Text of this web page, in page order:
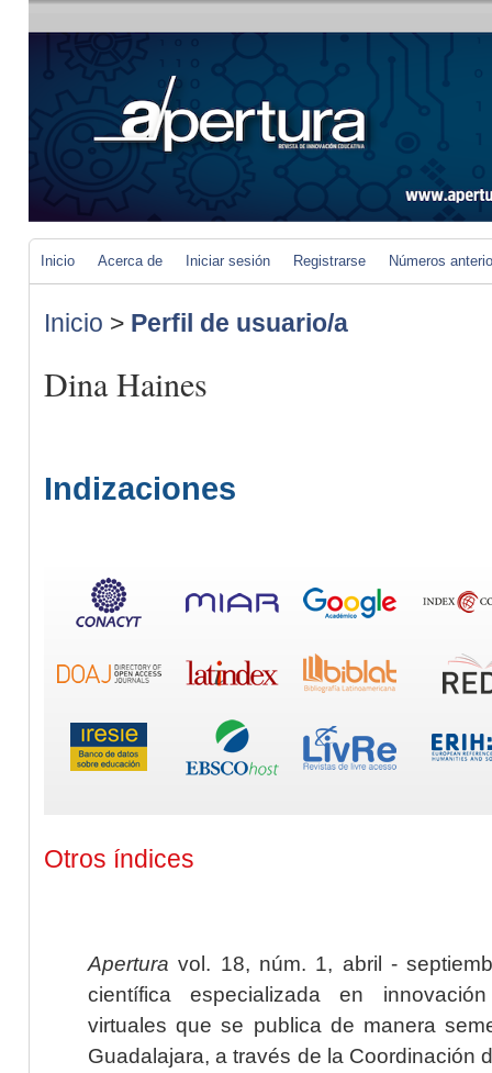
Inicio Acerca de Iniciar sesión Registrarse Números
Inicio > Perfil de usuario/a
Dina Haines
Indizaciones
Otros índices
Apertura vol. 18, núm. 1, abril -
científica especializada en
virtuales que se publica de manera
Guadalajara, a través de la Coordinación